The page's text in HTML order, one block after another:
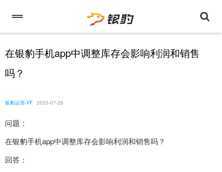
在银豹手机app中调整库存会影响利润和销售
吗？
银豹运营-YF 2025-07-28
问题：
在银豹手机app中调整库存会影响利润和销售吗？
回答：